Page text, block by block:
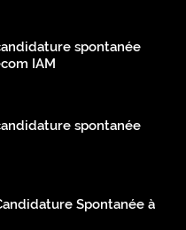
spontanée
IAM
spontanée
Spontanée à